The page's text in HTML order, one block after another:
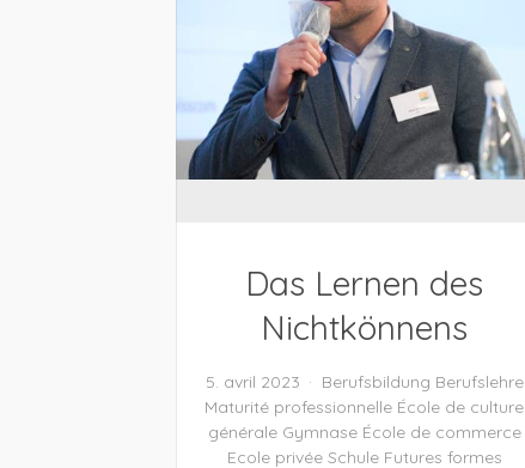
Das Lernen des
Nichtkönnens
5. avril 2023 Berufsbildung Berufslehre
Maturité professionnelle École de culture
générale Gymnase École de commerce
Ecole privée Schule Futures formes